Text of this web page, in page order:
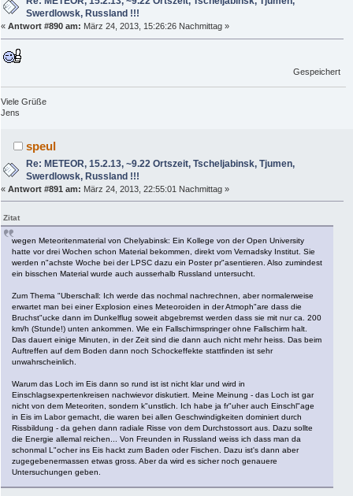
Swerdlowsk, Russland !!!
« Antwort #890 am: März 24, 2013, 15:26:26 Nachmittag »
Gespeichert
Viele Grüße
Jens
speul
Re: METEOR, 15.2.13, ~9.22 Ortszeit, Tscheljabinsk, Tjumen,
Swerdlowsk, Russland !!!
« Antwort #891 am: März 24, 2013, 22:55:01 Nachmittag »
Zitat
wegen Meteoritenmaterial von Chelyabinsk: Ein Kollege von der Open University
hatte vor drei Wochen schon Material bekommen, direkt vom Vernadsky Institut. Sie
werden n"achste Woche bei der LPSC dazu ein Poster pr"asentieren. Also zumindest
ein bisschen Material wurde auch ausserhalb Russland untersucht.
Zum Thema "Uberschall: Ich werde das nochmal nachrechnen, aber normalerweise
erwartet man bei einer Explosion eines Meteoroiden in der Atmoph"are dass die
Bruchst"ucke dann im Dunkelflug soweit abgebremst werden dass sie mit nur ca. 200
km/h (Stunde!) unten ankommen. Wie ein Fallschirmspringer ohne Fallschirm halt.
Das dauert einige Minuten, in der Zeit sind die dann auch nicht mehr heiss. Das beim
Auftreffen auf dem Boden dann noch Schockeffekte stattfinden ist sehr
unwahrscheinlich.
Warum das Loch im Eis dann so rund ist ist nicht klar und wird in
Einschlagsexpertenkreisen nachwievor diskutiert. Meine Meinung - das Loch ist gar
nicht von dem Meteoriten, sondern k"unstlich. Ich habe ja fr"uher auch Einschl"age
in Eis im Labor gemacht, die waren bei allen Geschwindigkeiten dominiert durch
Rissbildung - da gehen dann radiale Risse von dem Durchstossort aus. Dazu sollte
die Energie allemal reichen... Von Freunden in Russland weiss ich dass man da
schonmal L"ocher ins Eis hackt zum Baden oder Fischen. Dazu ist's dann aber
zugegebenermassen etwas gross. Aber da wird es sicher noch genauere
Untersuchungen geben.